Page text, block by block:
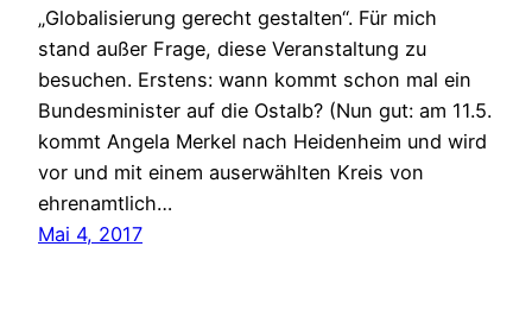
„Globalisierung gerecht gestalten“. Für mich
stand außer Frage, diese Veranstaltung zu
besuchen. Erstens: wann kommt schon mal ein
Bundesminister auf die Ostalb? (Nun gut: am 11.5.
kommt Angela Merkel nach Heidenheim und wird
vor und mit einem auserwählten Kreis von
ehrenamtlich…
Mai 4, 2017